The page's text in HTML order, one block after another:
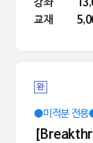
강좌
교재
완
●미적분 전용